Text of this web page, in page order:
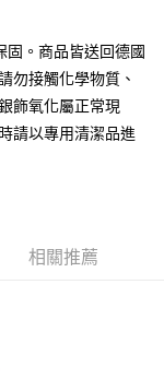
。商品皆送回德國
勿接觸化學物質、
飾氧化屬正常現
請以專用清潔品進
相關推薦